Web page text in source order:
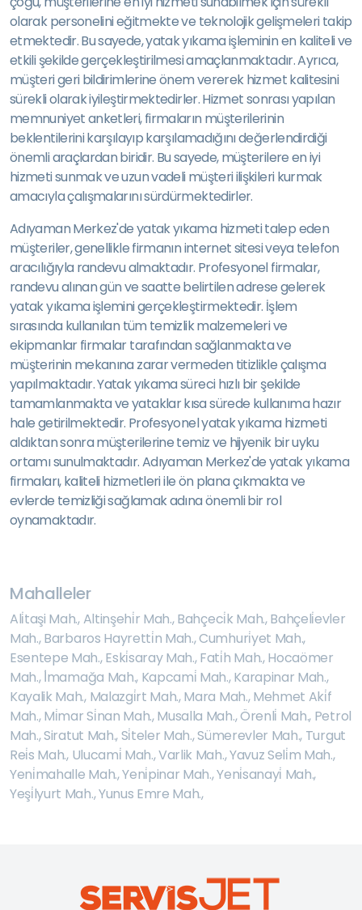
olarak personelini eğitmekte ve teknolojik gelişmeleri takip
etmektedir. Bu sayede, yatak yıkama işleminin en kaliteli ve
etkili şekilde gerçekleştirilmesi amaçlanmaktadır. Ayrıca,
müşteri geri bildirimlerine önem vererek hizmet kalitesini
sürekli olarak iyileştirmektedirler. Hizmet sonrası yapılan
memnuniyet anketleri, firmaların müşterilerinin
beklentilerini karşılayıp karşılamadığını değerlendirdiği
önemli araçlardan biridir. Bu sayede, müşterilere en iyi
hizmeti sunmak ve uzun vadeli müşteri ilişkileri kurmak
amacıyla çalışmalarını sürdürmektedirler.
Adıyaman Merkez'de yatak yıkama hizmeti talep eden
müşteriler, genellikle firmanın internet sitesi veya telefon
aracılığıyla randevu almaktadır. Profesyonel firmalar,
randevu alınan gün ve saatte belirtilen adrese gelerek
yatak yıkama işlemini gerçekleştirmektedir. İşlem
sırasında kullanılan tüm temizlik malzemeleri ve
ekipmanlar firmalar tarafından sağlanmakta ve
müşterinin mekanına zarar vermeden titizlikle çalışma
yapılmaktadır. Yatak yıkama süreci hızlı bir şekilde
tamamlanmakta ve yataklar kısa sürede kullanıma hazır
hale getirilmektedir. Profesyonel yatak yıkama hizmeti
aldıktan sonra müşterilerine temiz ve hijyenik bir uyku
ortamı sunulmaktadır. Adıyaman Merkez'de yatak yıkama
firmaları, kaliteli hizmetleri ile ön plana çıkmakta ve
evlerde temizliği sağlamak adına önemli bir rol
oynamaktadır.
Mahalleler
Ali̇taşi Mah.,Altinşehi̇r Mah.,Bahçeci̇k Mah.,Bahçeli̇evler
Mah.,Barbaros Hayretti̇n Mah.,Cumhuri̇yet Mah.,
Esentepe Mah.,Eski̇saray Mah.,Fati̇h Mah.,Hocaömer
Mah.,İ̇mamağa Mah., Kapcami̇ Mah.,Karapinar Mah.,
Kayalik Mah., Malazgi̇rt Mah.,Mara Mah.,Mehmet Aki̇f
Mah.,Mi̇mar Si̇nan Mah.,Musalla Mah.,Örenli̇ Mah., Petrol
Mah.,Siratut Mah.,Si̇teler Mah.,Sümerevler Mah., Turgut
Rei̇s Mah., Ulucami̇ Mah.,Varlik Mah.,Yavuz Seli̇m Mah.,
Yeni̇mahalle Mah.,Yeni̇pinar Mah.,Yeni̇sanayi̇ Mah.,
Yeşi̇lyurt Mah.,Yunus Emre Mah.,